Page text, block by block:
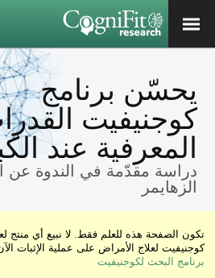
يحسّن برنامج
كوجنيفيت
المعرفية عند
دراسة مقدّمة في الندوة عن
الزهايمر
تكون الصفحة هذه للعلم فقط. لا نبيع أي منتج
كوجنيفيت لعلاج الأمراض على عملية الإثبات
برنامج البحث لكوجنيفيت